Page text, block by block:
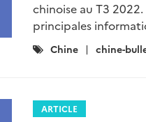
chinoise au T3
principales
Catégories
Chine chine-
ARTICLE